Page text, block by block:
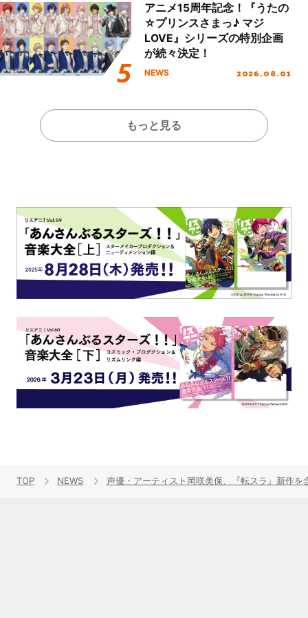
アニメ15周年記念！『うたの
☆プリンスさまっ♪ マジ
LOVE』シリーズの特別企画
が続々決定！
NEWS 2026.08.01
もっと見る
TOP NEWS 声優・アーティスト岡咲美保、『転スラ』新作